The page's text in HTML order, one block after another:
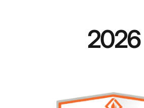
2026
2026年夏リーダー